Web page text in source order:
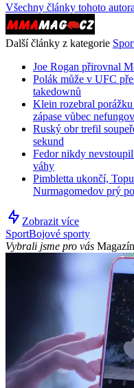
Všechny články tohoto
Další články z kategorie
Joe Rogan přirovnal
Polák může v UFC
takedownů
Klein rozebral
zápase vůbec
Ruský obr trefil
sekund
Fedor nikdy
váhy
Pimbletta ukončí,
Nurmagomedov prý
Zobrazit více
SportBojové sporty
Vybrali jsme pro vás